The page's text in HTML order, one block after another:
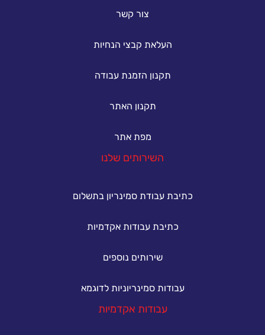
צור קשר
העלאת קבצי הנחיות
תקנון הזמנת עבודה
תקנון האתר
מפת אתר
השירותים שלנו
כתיבת עבודת סמינריון בתשלום
כתיבת עבודות אקדמיות
שירותים נוספים
עבודות סמינריוניות לדוגמא
עבודות אקדמיות